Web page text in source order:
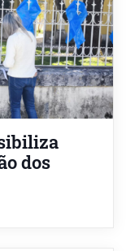
dos